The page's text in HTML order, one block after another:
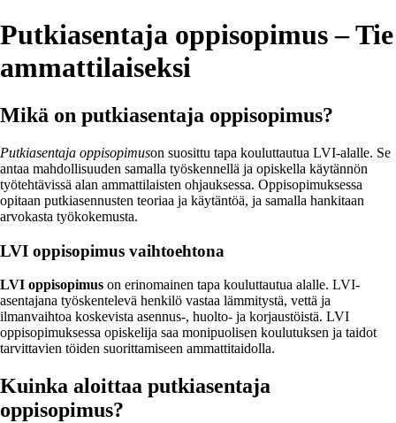
Putkiasentaja oppisopimus – Tie
ammattilaiseksi
Mikä on putkiasentaja oppisopimus?
Putkiasentaja oppisopimuson suosittu tapa kouluttautua LVI-alalle. Se
antaa mahdollisuuden samalla työskennellä ja opiskella käytännön
työtehtävissä alan ammattilaisten ohjauksessa. Oppisopimuksessa
opitaan putkiasennusten teoriaa ja käytäntöä, ja samalla hankitaan
arvokasta työkokemusta.
LVI oppisopimus vaihtoehtona
LVI oppisopimus on erinomainen tapa kouluttautua alalle. LVI-
asentajana työskentelevä henkilö vastaa lämmitystä, vettä ja
ilmanvaihtoa koskevista asennus-, huolto- ja korjaustöistä. LVI
oppisopimuksessa opiskelija saa monipuolisen koulutuksen ja taidot
tarvittavien töiden suorittamiseen ammattitaidolla.
Kuinka aloittaa putkiasentaja
oppisopimus?